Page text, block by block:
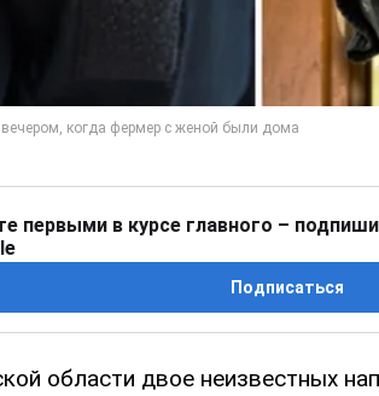
первыми в курсе главного –
Подписаться
области двое неизвестных